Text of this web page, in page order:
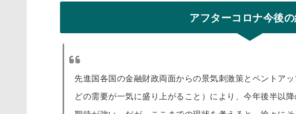
アフターコロナ今後
先進国各国の金融財政両面からの景気刺激策とペントア
どの需要が一気に盛り上がること）により、今年後半以